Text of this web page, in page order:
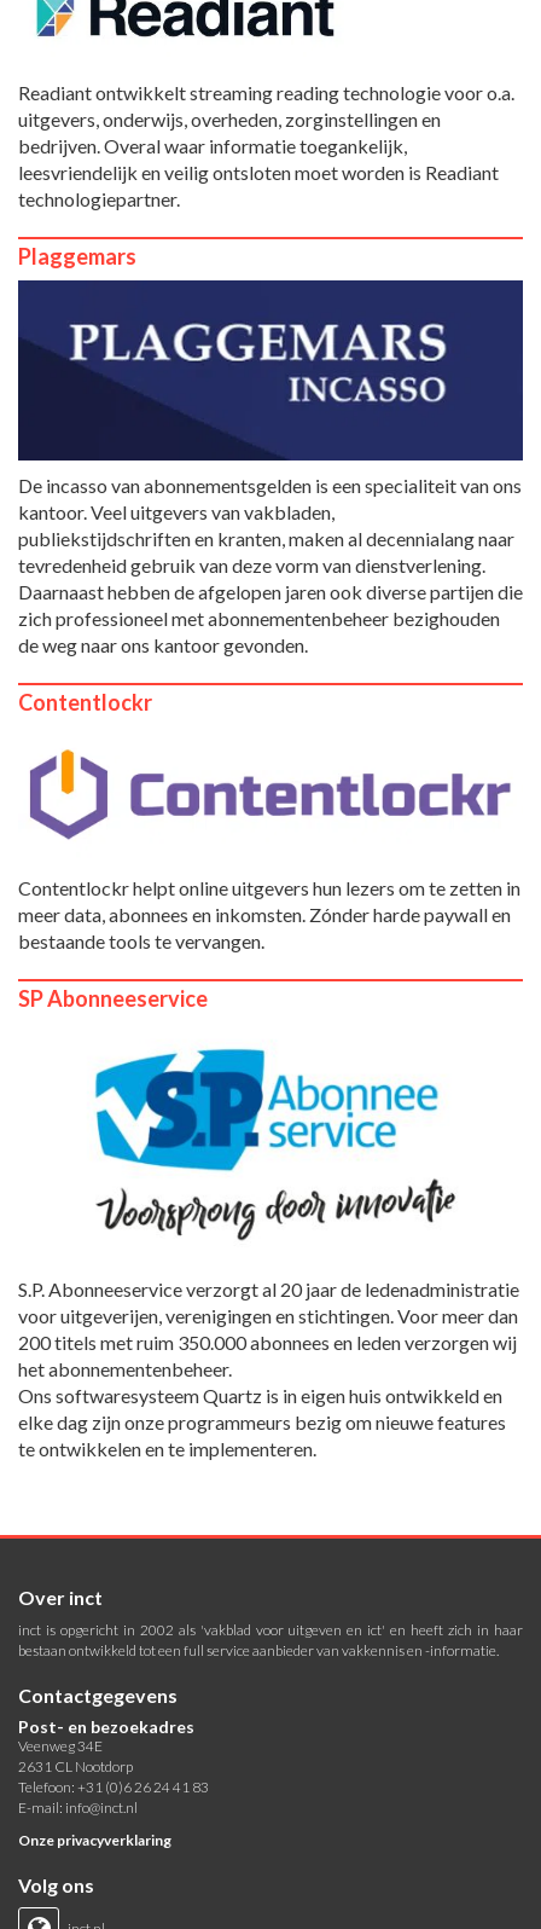
Readiant ontwikkelt streaming reading technologie voor o.a.
uitgevers, onderwijs, overheden, zorginstellingen en
bedrijven. Overal waar informatie toegankelijk,
leesvriendelijk en veilig ontsloten moet worden is Readiant
technologiepartner.
Plaggemars
De incasso van abonnementsgelden is een specialiteit van ons
kantoor. Veel uitgevers van vakbladen,
publiekstijdschriften en kranten, maken al decennialang naar
tevredenheid gebruik van deze vorm van dienstverlening.
Daarnaast hebben de afgelopen jaren ook diverse partijen die
zich professioneel met abonnementenbeheer bezighouden
de weg naar ons kantoor gevonden.
Contentlockr
Contentlockr helpt online uitgevers hun lezers om te zetten in
meer data, abonnees en inkomsten. Zónder harde paywall en
bestaande tools te vervangen.
SP Abonneeservice
S.P. Abonneeservice verzorgt al 20 jaar de ledenadministratie
voor uitgeverijen, verenigingen en stichtingen. Voor meer dan
200 titels met ruim 350.000 abonnees en leden verzorgen wij
het abonnementenbeheer.
Ons softwaresysteem Quartz is in eigen huis ontwikkeld en
elke dag zijn onze programmeurs bezig om nieuwe features
te ontwikkelen en te implementeren.
Over inct
inct is opgericht in 2002 als 'vakblad voor uitgeven en ict' en heeft zich in haar
bestaan ontwikkeld tot een full service aanbieder van vakkennis en -informatie.
Contactgegevens
Post- en bezoekadres
Veenweg 34E
2631 CL Nootdorp
Telefoon: +31 (0)6 26 24 41 83
E-mail: info@inct.nl
Onze privacyverklaring
Volg ons